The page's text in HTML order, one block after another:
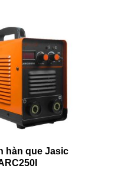
hàn que Jasic